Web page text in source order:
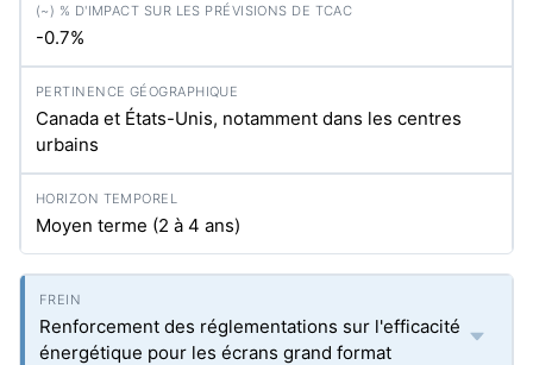
-0.7%
Canada et États-Unis, notamment dans les centres
urbains
Moyen terme (2 à 4 ans)
Renforcement des réglementations sur l'efficacité
énergétique pour les écrans grand format